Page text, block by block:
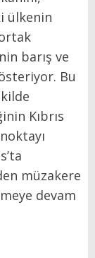
ülkenin
barış ve
Bu
Kıbrıs
müzakere
devam